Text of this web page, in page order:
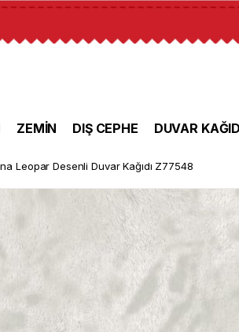
ZEMİN DIŞ CEPHE DUVAR
Leopar Desenli Duvar Kağıdı Z77548